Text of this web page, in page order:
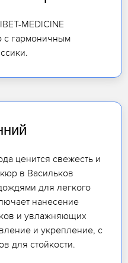
MEDICINE
с гармоничным
ценится свежесть и
в Васильков
для легкого
нанесение
и увлажняющих
и укрепление, с
для стойкости.